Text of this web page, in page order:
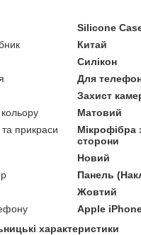
Silicone
Китай
Силікон
Для
Захист
Матовий
прикраси
Мікрофібра
сторони
Новий
Панель
Жовтий
Apple
характеристики